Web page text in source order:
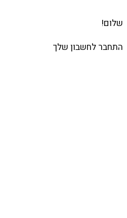
שלום!
התחבר לחשבון שלך